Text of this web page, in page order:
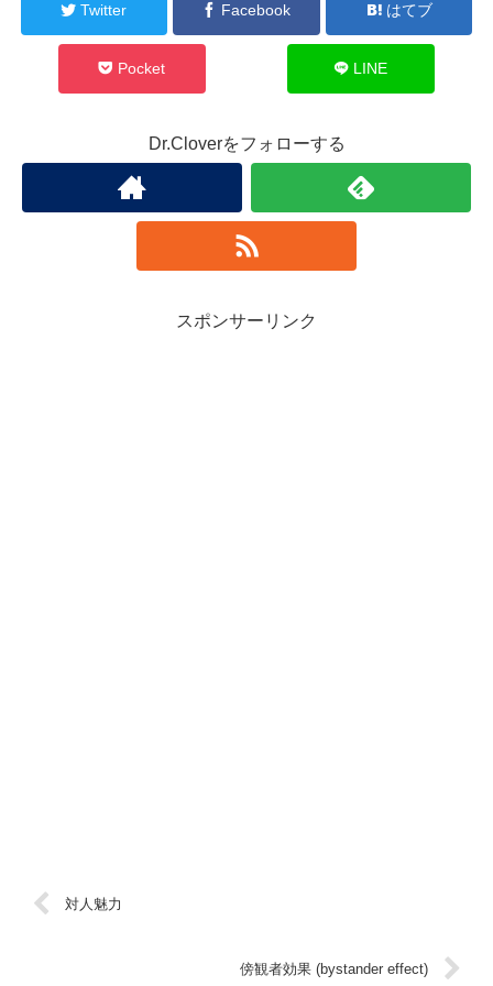
Twitter Facebook はてブ
Pocket LINE
Dr.Cloverをフォローする
スポンサーリンク
対人魅力
傍観者効果 (bystander effect)